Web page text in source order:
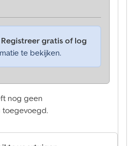
nog geen
toegevoegd.
Registreer gratis of log
te bekijken.